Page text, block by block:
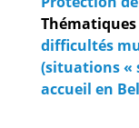
difficultés
(situations «
accueil en